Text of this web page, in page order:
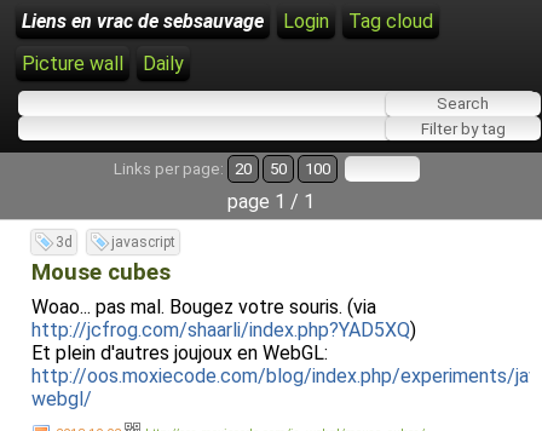
Liens en vrac de sebsauvage Login
Tag cloud
Picture wall
Daily
Links per page: 20 50 100
page 1 / 1
3d javascript
Mouse cubes
Woao... pas mal. Bougez votre souris. (via
http://jcfrog.com/shaarli/index.php?YAD5XQ)
Et plein d'autres joujoux en WebGL:
http://oos.moxiecode.com/blog/index.php/experiments/
webgl/